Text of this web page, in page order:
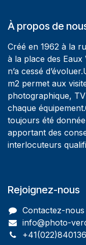
À propos de
Créé en 1962 à la
à la place des Eaux
n’a cessé
m2 permet aux
photographique,
chaque
toujours été
apportant des
interlocuteurs
Rejoignez-nous
Contactez-nous
info@photo-